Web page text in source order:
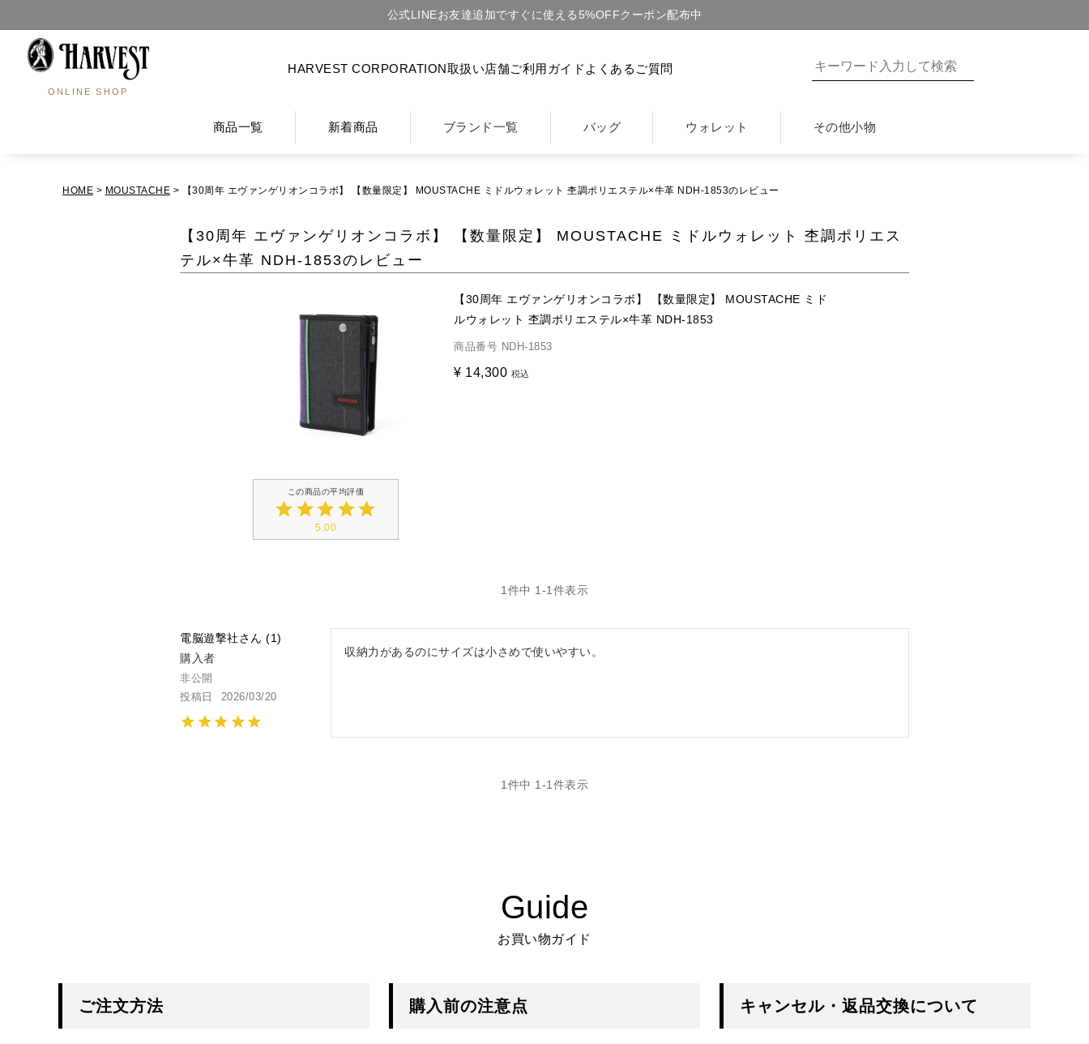
公式LINEお友達追加ですぐに使える5%OFFクーポン配布中
ONLINE SHOP
HARVEST CORPORATION取扱い店舗ご利用ガイド よくあるご質問
商品一覧 新着商品 ブランド一覧 バッグ ウォレット その他小物
HOME MOUSTACHE 【30周年 エヴァンゲリオンコラボ】 【数量限定】 MOUSTACHE ミドルウォレット 杢調ポリエステル×牛革 NDH-1853のレビュー
【30周年 エヴァンゲリオンコラボ】 【数量限定】 MOUSTACHE ミドルウォレット 杢調ポリエス
テル×牛革 NDH-1853のレビュー
【30周年 エヴァンゲリオンコラボ】 【数量限定】 MOUSTACHE ミド
ルウォレット 杢調ポリエステル×牛革 NDH-1853
商品番号 NDH-1853
¥ 14,300 税込
5.00
1 件中 1 -1 件表示
電脳遊撃社
1
購入者
非公開
投稿日
2026/03/20
収納力があるのにサイズは小さめで使いやすい。
1 件中 1 -1 件表示
Guide
お買い物ガイド
ご注文方法 購入前の注意点 キャンセル・返品交換について